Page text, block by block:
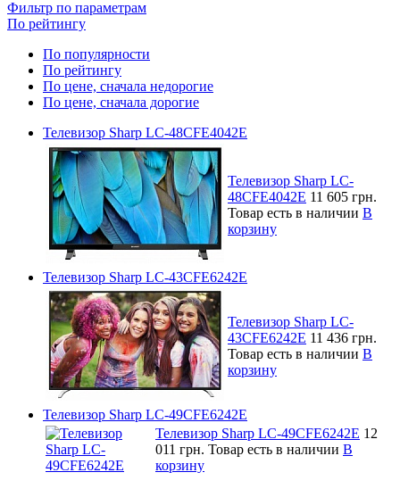
Фильтр по параметрам
По рейтингу
По популярности
По рейтингу
По цене, сначала недорогие
По цене, сначала дорогие
Телевизор Sharp LC-48CFE4042E
Телевизор Sharp LC-
48CFE4042E 11 605 грн.
Товар есть в наличии В
корзину
Телевизор Sharp LC-43CFE6242E
Телевизор Sharp LC-
43CFE6242E 11 436 грн.
Товар есть в наличии В
корзину
Телевизор Sharp LC-49CFE6242E
Телевизор Sharp LC-49CFE6242E 12
011 грн. Товар есть в наличии В
корзину